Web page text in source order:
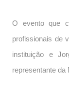
O evento que
profissionais de
instituição e
representante da